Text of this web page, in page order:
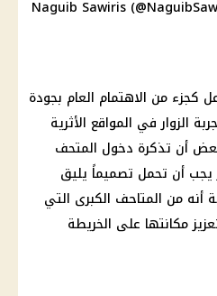
كجزء من الاهتمام العام بجودة
الزوار في المواقع الأثرية
أن تذكرة دخول المتحف
يجب أن تحمل تصميماً يليق
أنه من المتاحف الكبرى التي
مكانتها على الخريطة